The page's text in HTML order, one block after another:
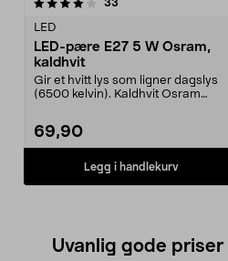
33
LED
LED-pære E27 5 W Osram,
kaldhvit
Gir et hvitt lys som ligner dagslys
(6500 kelvin). Kaldhvit Osram
69,90
Legg i handlekurv
Uvanlig gode